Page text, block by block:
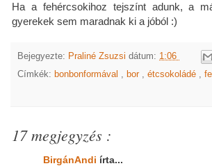
Ha a fehércsokihoz tejszínt adunk, a
gyerekek sem maradnak ki a jóból :)
Bejegyezte: Praliné Zsuzsi dátum: 1:06
Címkék: bonbonformával , bor , étcsokoládé ,
17 megjegyzés :
BirgánAndi írta...